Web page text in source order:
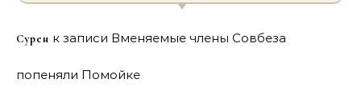
Сурен к записи Вменяемые члены Совбеза
попеняли Помойке